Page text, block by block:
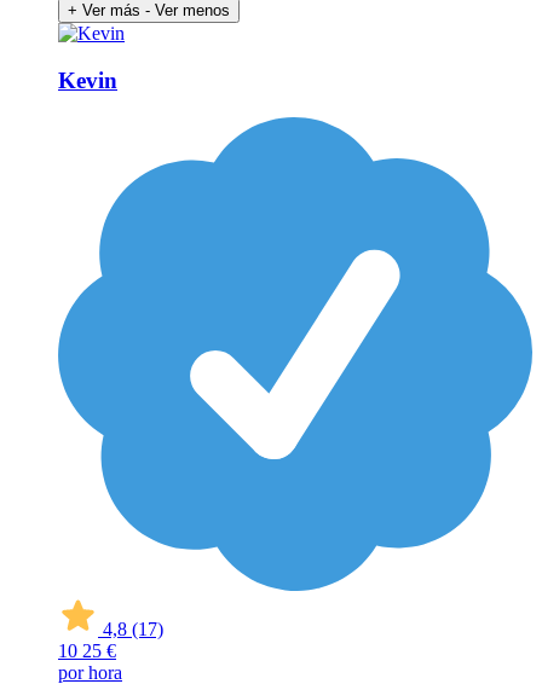
+ Ver más - Ver menos
Kevin
4,8 (17)
10 25 €
por hora